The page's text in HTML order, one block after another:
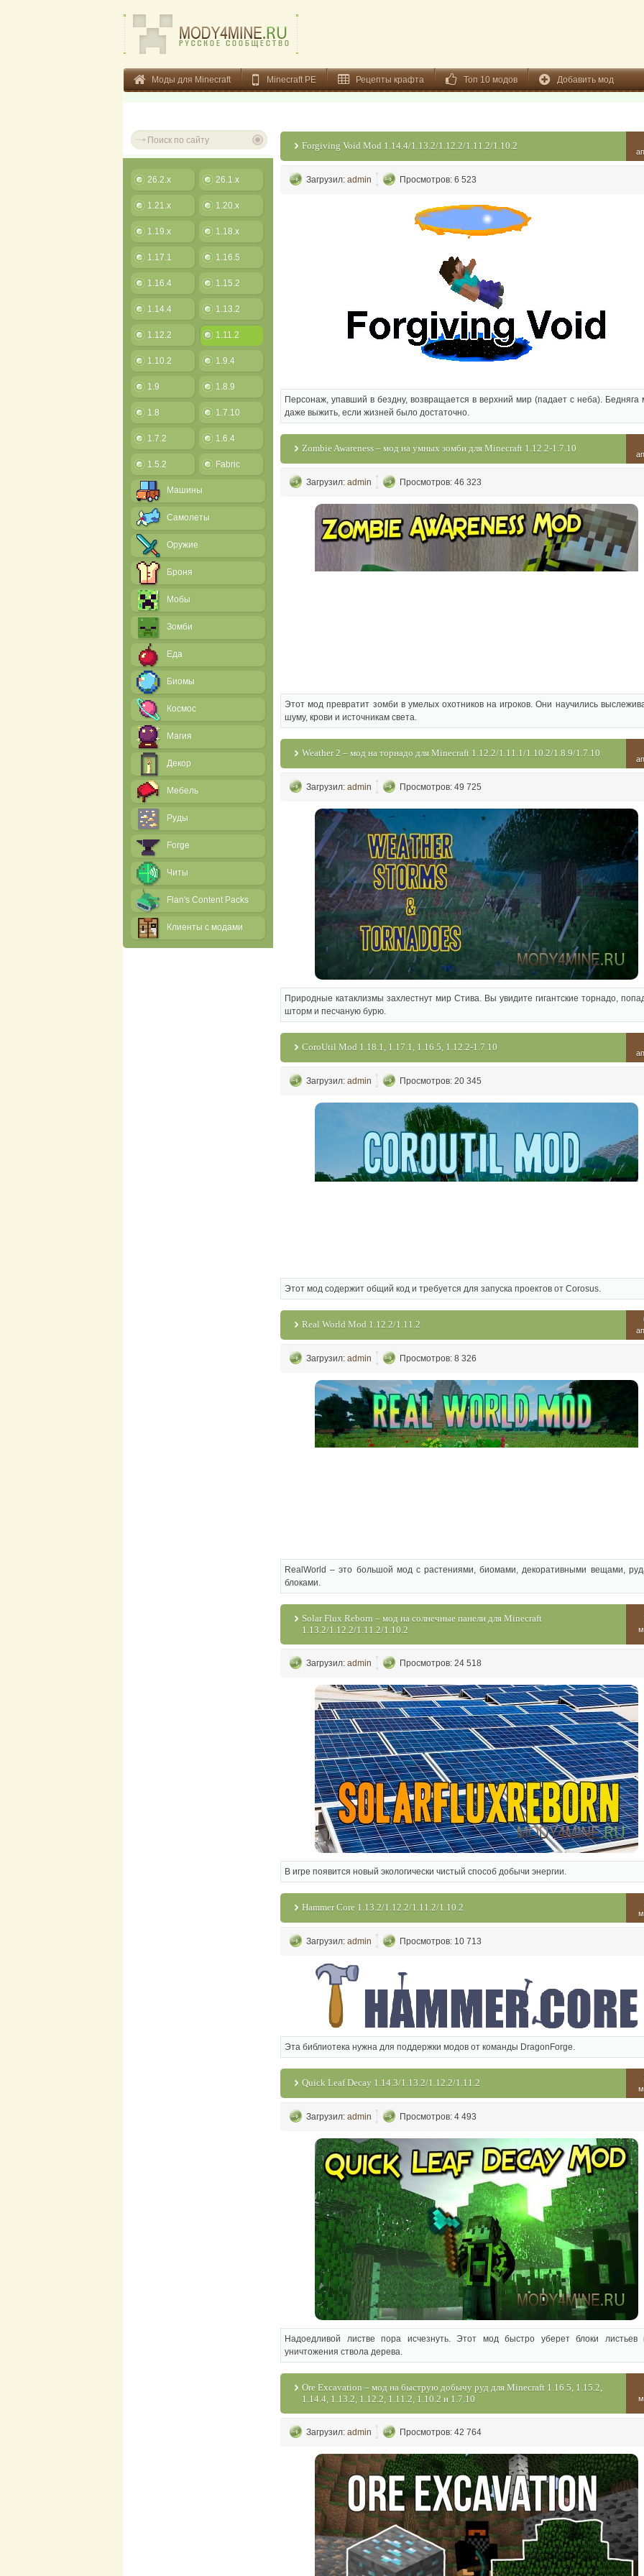
Моды для Minecraft Minecraft PE Рецепты крафта Топ 10 модов Добавить мод
26.2.x 26.1.x
1.21.x 1.20.x
1.19.x 1.18.x
1.17.1 1.16.5
1.16.4 1.15.2
1.14.4 1.13.2
1.12.2 1.11.2
1.10.2 1.9.4
1.9 1.8.9
1.8 1.7.10
1.7.2 1.6.4
1.5.2 Fabric
Машины
Самолеты
Оружие
Броня
Мобы
Зомби
Еда
Биомы
Космос
Магия
Декор
Мебель
Руды
Forge
Читы
Flan's Content Packs
Клиенты с модами
Forgiving Void Mod 1.14.4/1.13.2/1.12.2/1.11.2/1.10.2
Загрузил: admin Просмотров: 6 523
Персонаж, упавший в бездну, возвращается в верхний мир (падает с неба). Бедняга
даже выжить, если жизней было достаточно.
Zombie Awareness – мод на умных зомби для Minecraft 1.12.2-1.7.10
Загрузил: admin Просмотров: 46 323
Этот мод превратит зомби в умелых охотников на игроков. Они научились
шуму, крови и источникам света.
Weather 2 – мод на торнадо для Minecraft 1.12.2/1.11.1/1.10.2/1.8.9/1.7.10
Загрузил: admin Просмотров: 49 725
Природные катаклизмы захлестнут мир Стива. Вы увидите гигантские торнадо,
шторм и песчаную бурю.
CoroUtil Mod 1.18.1, 1.17.1, 1.16.5, 1.12.2-1.7.10
Загрузил: admin Просмотров: 20 345
Этот мод содержит общий код и требуется для запуска проектов от Corosus.
Real World Mod 1.12.2/1.11.2
Загрузил: admin Просмотров: 8 326
RealWorld – это большой мод с растениями, биомами, декоративными вещами,
блоками.
Solar Flux Reborn – мод на солнечные панели для Minecraft
1.13.2/1.12.2/1.11.2/1.10.2
Загрузил: admin Просмотров: 24 518
В игре появится новый экологически чистый способ добычи энергии.
Hammer Core 1.13.2/1.12.2/1.11.2/1.10.2
Загрузил: admin Просмотров: 10 713
Эта библиотека нужна для поддержки модов от команды DragonForge.
Quick Leaf Decay 1.14.3/1.13.2/1.12.2/1.11.2
Загрузил: admin Просмотров: 4 493
Надоедливой листве пора исчезнуть. Этот мод быстро уберет блоки листьев
уничтожения ствола дерева.
Ore Excavation – мод на быструю добычу руд для Minecraft 1.16.5, 1.15.2,
1.14.4, 1.13.2, 1.12.2, 1.11.2, 1.10.2 и 1.7.10
Загрузил: admin Просмотров: 42 764